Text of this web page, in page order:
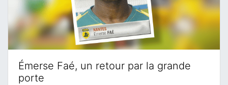
Émerse Faé, un retour par la grande
porte